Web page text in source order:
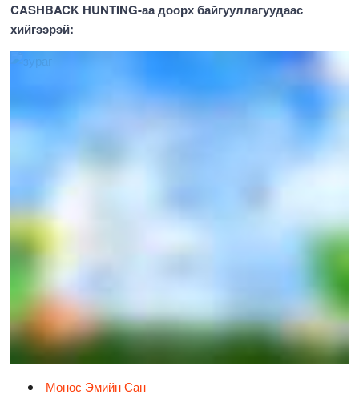
CASHBACK HUNTING-аа доорх байгууллагуудаас
хийгээрэй:
Монос Эмийн Сан